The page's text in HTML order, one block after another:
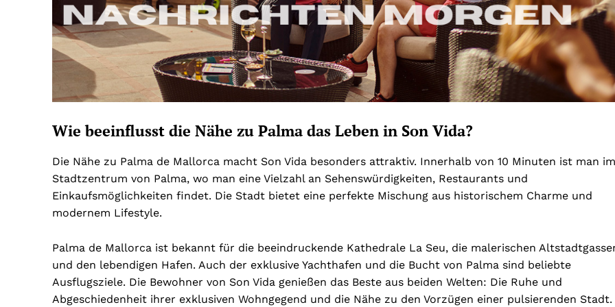
Wie beeinflusst die Nähe zu Palma das Leben in Son Vida?
Die Nähe zu Palma de Mallorca macht Son Vida besonders attraktiv. Innerhalb von 10 Minuten ist man im
Stadtzentrum von Palma, wo man eine Vielzahl an Sehenswürdigkeiten, Restaurants und
Einkaufsmöglichkeiten findet. Die Stadt bietet eine perfekte Mischung aus historischem Charme und
modernem Lifestyle.
Palma de Mallorca ist bekannt für die beeindruckende Kathedrale La Seu, die malerischen
und den lebendigen Hafen. Auch der exklusive Yachthafen und die Bucht von Palma sind beliebte
Ausflugsziele. Die Bewohner von Son Vida genießen das Beste aus beiden Welten: Die Ruhe und
Abgeschiedenheit ihrer exklusiven Wohngegend und die Nähe zu den Vorzügen einer pulsierenden Stadt.